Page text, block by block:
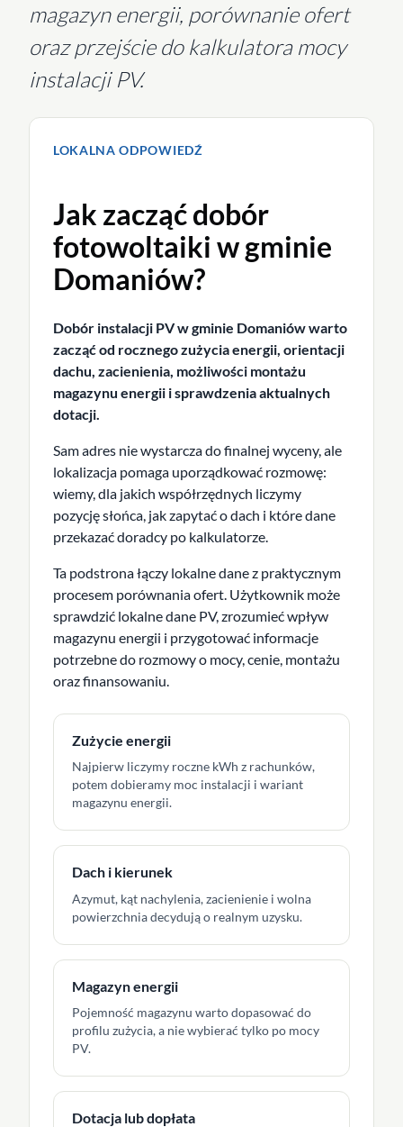
magazyn energii, porównanie ofert
oraz przejście do kalkulatora mocy
instalacji PV.
LOKALNA ODPOWIEDŹ
Jak zacząć dobór
fotowoltaiki w gminie
Domaniów?
Dobór instalacji PV w gminie Domaniów warto
zacząć od rocznego zużycia energii, orientacji
dachu, zacienienia, możliwości montażu
magazynu energii i sprawdzenia aktualnych
dotacji.
Sam adres nie wystarcza do finalnej wyceny, ale
lokalizacja pomaga uporządkować rozmowę:
wiemy, dla jakich współrzędnych liczymy
pozycję słońca, jak zapytać o dach i które dane
przekazać doradcy po kalkulatorze.
Ta podstrona łączy lokalne dane z praktycznym
procesem porównania ofert. Użytkownik może
sprawdzić lokalne dane PV, zrozumieć wpływ
magazynu energii i przygotować informacje
potrzebne do rozmowy o mocy, cenie, montażu
oraz finansowaniu.
Zużycie energii
Najpierw liczymy roczne kWh z rachunków,
potem dobieramy moc instalacji i wariant
magazynu energii.
Dach i kierunek
Azymut, kąt nachylenia, zacienienie i wolna
powierzchnia decydują o realnym uzysku.
Magazyn energii
Pojemność magazynu warto dopasować do
profilu zużycia, a nie wybierać tylko po mocy
PV.
Dotacja lub dopłata